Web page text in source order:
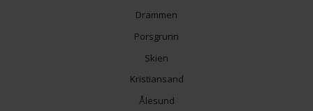
Drammen
Porsgrunn
Skien
Kristiansand
Ålesund